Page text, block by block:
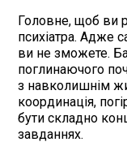
Головне, щоб ви
психіатра. Адже
ви не зможете.
поглинаючого
з навколишнім
координація,
бути складно
завданнях.